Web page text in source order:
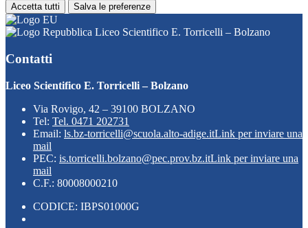
Accetta tutti Salva le preferenze
Liceo Scientifico E. Torricelli – Bolzano
Contatti
Liceo Scientifico E. Torricelli – Bolzano
Via Rovigo, 42 – 39100 BOLZANO
Tel: Tel. 0471 202731
Email: ls.bz-torricelli@scuola.alto-adige.itLink per inviare una
mail
PEC: is.torricelli.bolzano@pec.prov.bz.itLink per inviare una
mail
C.F.: 80008000210
CODICE: IBPS01000G